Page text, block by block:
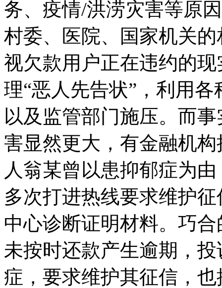
务、疫情/洪涝灾害等原
村委、医院、国家机关
视欠款用户正在违约的
理“恶人先告状”，利用
以及监管部门施压。而
害显然更大，有金融机
人翁某曾以患抑郁症为
多次打进热线要求维护
中心诊断证明材料。巧
未按时还款产生逾期，
症，要求维护其征信，